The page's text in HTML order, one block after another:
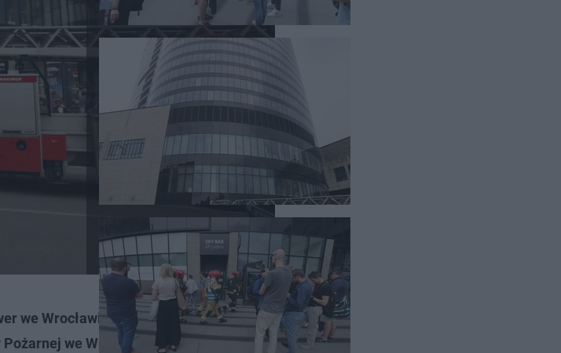
we Wrocławiu. Dominik Bochenek ze
we Wrocławiu poinformował, w